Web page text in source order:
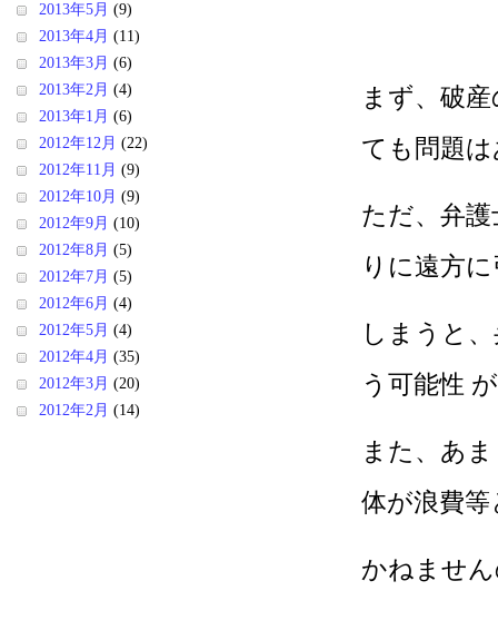
まず、破
ても問題
ただ、弁
りに遠方
しまうと
う可能性
また、あ
体が浪費
かねませ
2013年5月 (9)
2013年4月 (11)
2013年3月 (6)
2013年2月 (4)
2013年1月 (6)
2012年12月 (22)
2012年11月 (9)
2012年10月 (9)
2012年9月 (10)
2012年8月 (5)
2012年7月 (5)
2012年6月 (4)
2012年5月 (4)
2012年4月 (35)
2012年3月 (20)
2012年2月 (14)